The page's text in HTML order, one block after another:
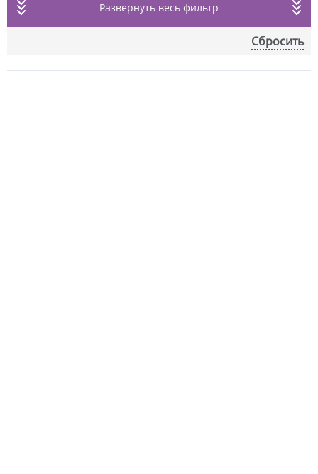
Развернуть весь фильтр
Сбросить